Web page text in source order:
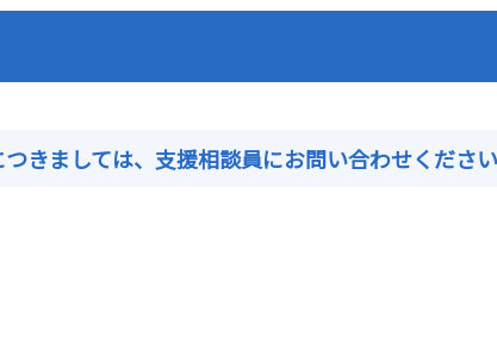
きましては、支援相談員にお問い合わせくださ